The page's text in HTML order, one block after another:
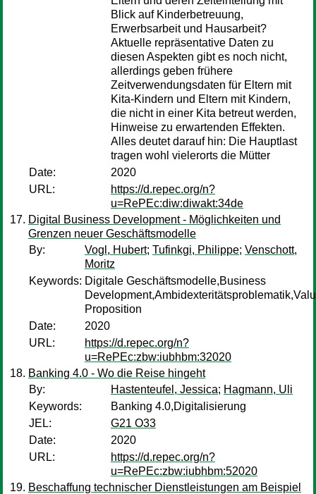
Blick auf Kinderbetreuung,
Erwerbsarbeit und Hausarbeit?
Aktuelle repräsentative Daten zu
diesen Aspekten gibt es noch nicht,
allerdings geben frühere
Zeitverwendungsdaten für Eltern mit
Kita-Kindern und Eltern mit Kindern,
die nicht in einer Kita betreut werden,
Hinweise zu erwartenden Effekten.
Alles deutet darauf hin: Die Hauptlast
tragen wohl vielerorts die Mütter
Date:
2020
URL:
https://d.repec.org/n?
u=RePEc:diw:diwakt:34de
Digital Business Development - Möglichkeiten und
Grenzen neuer Geschäftsmodelle
By:
Vogl, Hubert; Tufinkgi, Philippe; Venschott,
Moritz
Keywords: Digitale Geschäftsmodelle,Business
Proposition
Date:
2020
URL:
https://d.repec.org/n?
u=RePEc:zbw:iubhbm:32020
Banking 4.0 - Wo die Reise hingeht
By:
Hastenteufel, Jessica; Hagmann, Uli
Keywords:
Banking 4.0,Digitalisierung
JEL:
G21 O33
Date:
2020
URL:
https://d.repec.org/n?
u=RePEc:zbw:iubhbm:52020
Beschaffung technischer Dienstleistungen am Beispiel